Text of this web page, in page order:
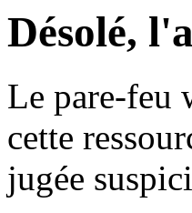
Désolé,
Le pare-feu
cette
jugée